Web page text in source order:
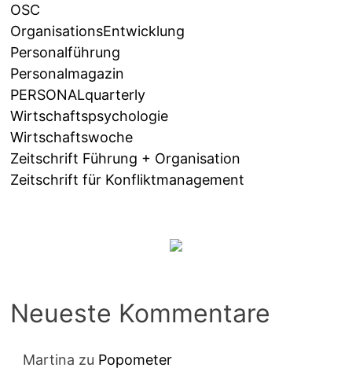
OSC
OrganisationsEntwicklung
Personalführung
Personalmagazin
PERSONALquarterly
Wirtschaftspsychologie
Wirtschaftswoche
Zeitschrift Führung + Organisation
Zeitschrift für Konfliktmanagement
Neueste Kommentare
Martina zu Popometer